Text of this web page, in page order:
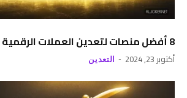
8 أفضل منصات لتعدين العملات الرقمية في 2024
أكتوبر 23, 2024 التعدين